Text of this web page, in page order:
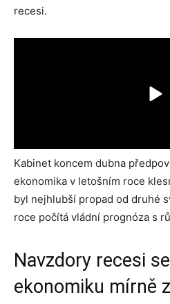
recesi.
Kabinet koncem dubna
ekonomika v letošním roce
byl nejhlubší propad od druhé
roce počítá vládní prognóza s
Navzdory recesi
ekonomiku mírně